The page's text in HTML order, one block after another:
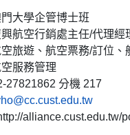
大學企管博士班
空行銷處主任/代理經
旅遊、航空票務/訂位、
服務管理
分機 217
alliance.cust.edu.tw/